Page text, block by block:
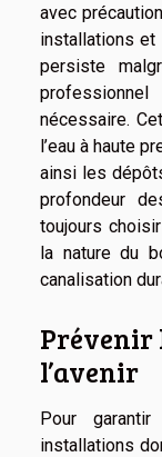
avec
installations et
persiste
professionnel
nécessaire.
l’eau à haute
ainsi les
profondeur
toujours
la nature du
canalisation
Prévenir
l’avenir
Pour
installations